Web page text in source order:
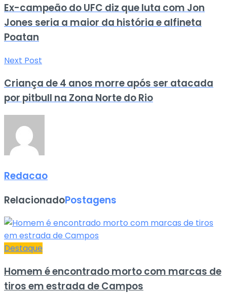
Ex-campeão do UFC diz que luta com Jon
Jones seria a maior da história e alfineta
Poatan
Next Post
Criança de 4 anos morre após ser atacada
por pitbull na Zona Norte do Rio
Redacao
RelacionadoPostagens
Destaque
Homem é encontrado morto com marcas de
tiros em estrada de Campos